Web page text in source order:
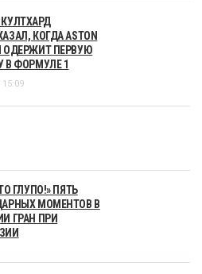
КОГДА ASTON
ОДЕРЖИТ ПЕРВУЮ
В ФОРМУЛЕ 1
ГЛУПО!» ПЯТЬ
МОМЕНТОВ В
ГРАН ПРИ